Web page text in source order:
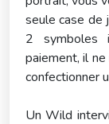
seule case de
2 symboles
paiement, il
confectionner
Un Wild